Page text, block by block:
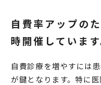
自費率アップの
時開催しています
自費診療を増やすには
が鍵となります。特に